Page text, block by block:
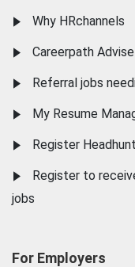
Why HRchannels
Careerpath Advise
Referral jobs
My Resume
Register
Register to
jobs
For Employers